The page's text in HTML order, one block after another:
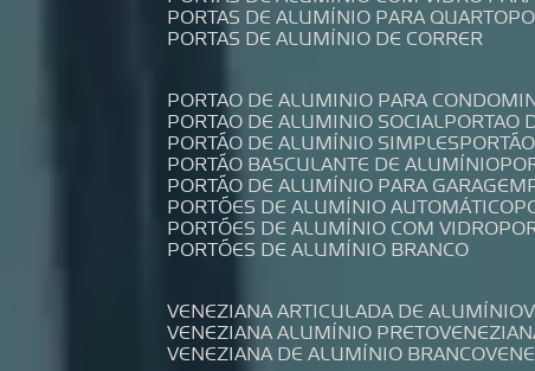
PORTAS DE ALUMÍNIO PARA QUARTO
PORTAS DE ALUMÍNIO DE CORRER
PORTAO DE ALUMINIO PARA
PORTAO DE ALUMINIO SOCIAL
PORTÃO DE ALUMÍNIO SIMPLES
PORTÃO BASCULANTE DE ALUMÍNIO
PORTÃO DE ALUMÍNIO PARA GARAGEM
PORTÕES DE ALUMÍNIO AUTOMÁTICO
PORTÕES DE ALUMÍNIO COM VIDRO
PORTÕES DE ALUMÍNIO BRANCO
VENEZIANA ARTICULADA DE ALUMÍNIO
VENEZIANA ALUMÍNIO PRETO
VENEZIANA DE ALUMÍNIO BRANCO